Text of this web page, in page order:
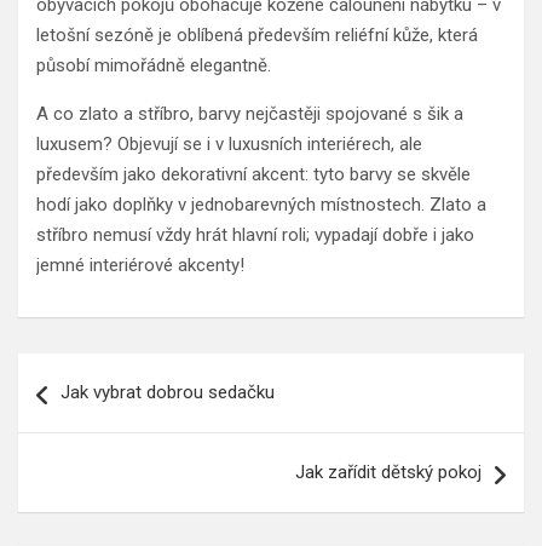
obývacích pokojů obohacuje kožené čalounění nábytku – v
letošní sezóně je oblíbená především reliéfní kůže, která
působí mimořádně elegantně.
A co zlato a stříbro, barvy nejčastěji spojované s šik a
luxusem? Objevují se i v luxusních interiérech, ale
především jako dekorativní akcent: tyto barvy se skvěle
hodí jako doplňky v jednobarevných místnostech. Zlato a
stříbro nemusí vždy hrát hlavní roli; vypadají dobře i jako
jemné interiérové ​​akcenty!
proJak vybrat dobrou sedačku
Jak zařídit dětský pokoj